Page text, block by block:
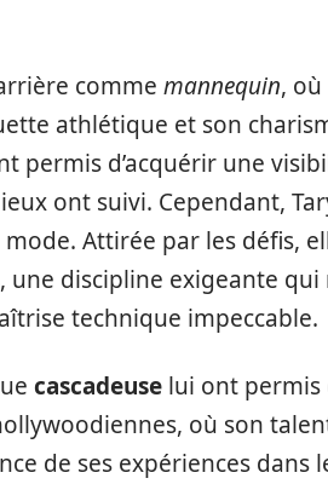
comme mannequin,
athlétique et son
permis d’acquérir une
ont suivi. Cependant,
Attirée par les défis,
une discipline exigeante
technique impeccable.
cascadeuse lui ont permis
où son
de ses expériences